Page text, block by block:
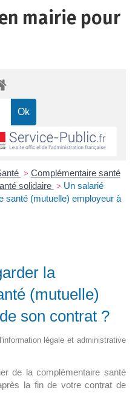
mairie pour
> Complémentaire santé
solidaire > Un salarié
santé (mutuelle) employeur à
la
(mutuelle)
son contrat ?
légale et administrative
de la complémentaire santé
la fin de votre contrat de